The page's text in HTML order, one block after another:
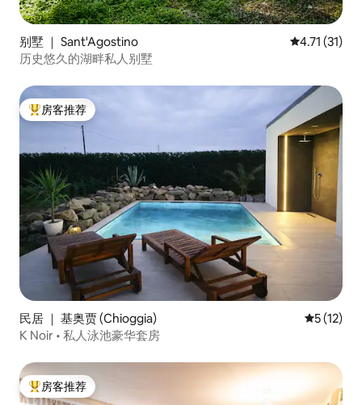
别墅 ｜ Sant'Agostino 平均评分
4.71 (31)
历史悠久的湖畔私人别墅
热门「房客推荐」
房客推荐
民居 ｜ 基奥贾 (Chioggia) 平均评分
5 (12)
K Noir • 私人泳池豪华套房
热门「房客推荐」
房客推荐